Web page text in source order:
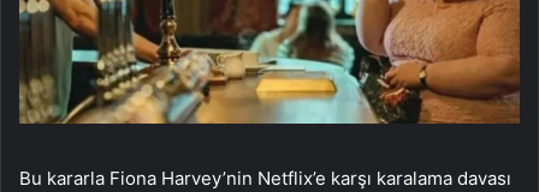
Bu kararla Fiona Harvey’nin Netflix’e karşı karalama davası